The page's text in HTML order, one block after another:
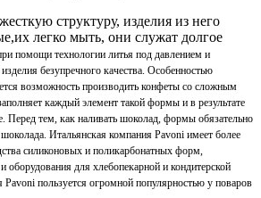
структуру, изделия из него
легко мыть, они служат долгое
помощи технологии литья под давлением и
безупречного качества. Особенностью
возможность производить конфеты со сложным
каждый элемент такой формы и в результате
Перед тем, как наливать шоколад, формы обязательно
Итальянская компания Pavoni имеет более
силиконовых и поликарбонатных форм,
оборудования для хлебопекарной и кондитерской
пользуется огромной популярностью у поваров